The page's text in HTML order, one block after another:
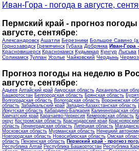
Иван-Гора - погода в августе,
Пермский край - прогноз
августе, сентябре:
Александровск Ашатли Березники Большое Савино
Горнозаводск Гремячинск Губаха Добрянка Иван-Гора
Красновишерск Краснокамск Кудымкар Кунгур Лысьва
Соликамск Тулпан Усолье Чайковский Чердынь Чермоз
Прогноз погоды на неделю в
августе, сентябре:
Адыгея Алтайский край Амурская область Архангельская
Башкортостан Белгородская область Брянская область
Волгоградская область Вологодская область Воронежская
область Забайкальский край Западно-Казахстанская область
Иркутская область Кабардино-Балкария Калининградская
Камчатский край Карачаево-Черкесия Кемеровская область
округ Костромская область Краснодарский край
область Ленинградская область Липецкая область
Московская область Мурманская область Ненецкий
Новгородская область Новосибирская область Омская
область Пензенская область Пермский край - прогноз
Республика Алтай Республика Башкортостан Республика